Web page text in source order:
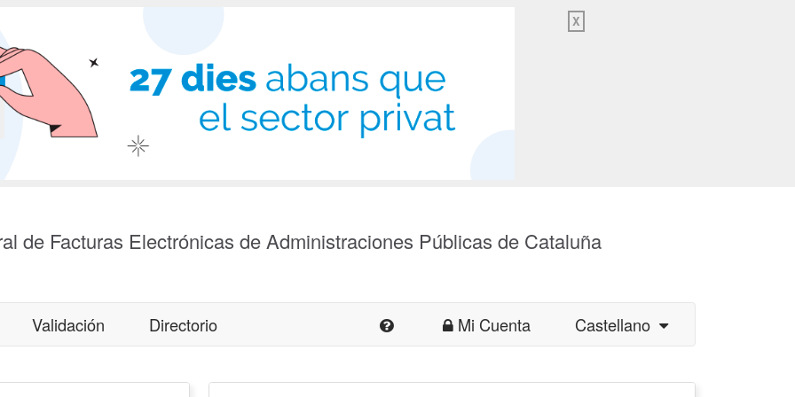
X
de Facturas Electrónicas de Administraciones Públicas de Cataluña
Validación Directorio Mi Cuenta Castellano